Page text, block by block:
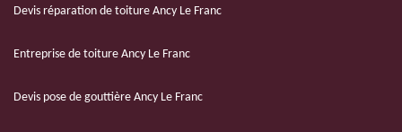
Devis réparation de toiture Ancy Le Franc
Entreprise de toiture Ancy Le Franc
Devis pose de gouttière Ancy Le Franc